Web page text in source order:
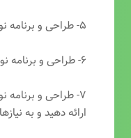
۵- طراحی و برنامه نویسی نرم افزار بانک اصلاعات خانواده
۶- طراحی و برنامه نویسی نرم افزار جامع آموزشی
۷- طراحی و برنامه
ارائه دهید و به